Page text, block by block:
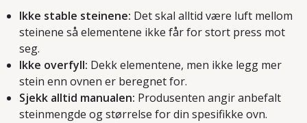
Ikke stable steinene: Det skal alltid være luft mellom
steinene så elementene ikke får for stort press mot
seg.
Ikke overfyll: Dekk elementene, men ikke legg mer
stein enn ovnen er beregnet for.
Sjekk alltid manualen: Produsenten angir anbefalt
steinmengde og størrelse for din spesifikke ovn.